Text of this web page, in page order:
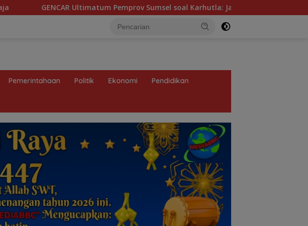
Pemprov Sumsel soal Karhutla: Jangan Tunggu Asap Mengepung Rakyat,
Pemerintahaan Politik Ekonomi Pendidikan